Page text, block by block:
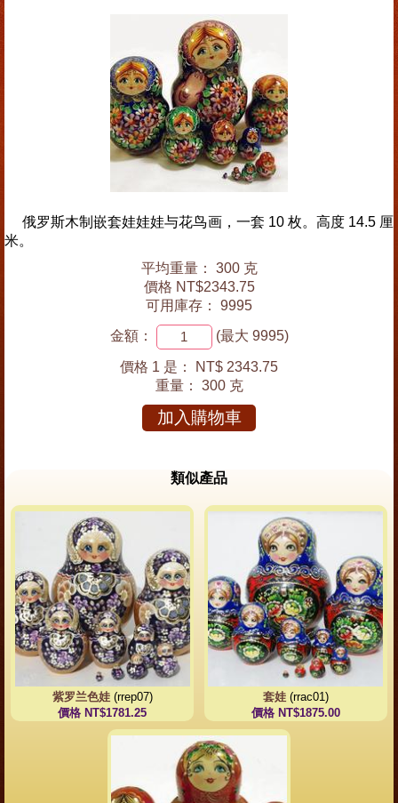
俄罗斯木制嵌套娃娃娃与花鸟画，一套 10 枚。高度 14.5 厘
米。
平均重量： 300 克
價格 NT$2343.75
可用庫存： 9995
金額： (最大 9995)
價格 1 是：
NT$ 2343.75
重量： 300 克
加入購物車
類似產品
紫罗兰色娃(rrep07)
價格 NT$1781.25
套娃(rrac01)
價格 NT$1875.00